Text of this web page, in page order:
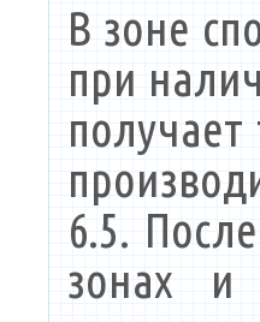
В зоне
при
6.5.
зонах и